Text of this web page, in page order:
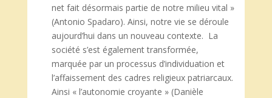
net fait désormais partie de notre milieu vital »
(Antonio Spadaro). Ainsi, notre vie se déroule
aujourd’hui dans un nouveau contexte. La
société s’est également transformée,
marquée par un processus d’individuation et
l’affaissement des cadres religieux patriarcaux.
Ainsi « l’autonomie croyante » (Danièle